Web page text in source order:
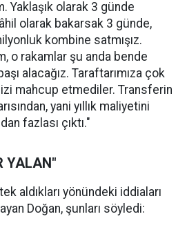
Yaklaşık olarak 3 günde
olarak bakarsak 3 günde,
kombine satmışız.
o rakamlar şu anda bende
alacağız. Taraftarımıza çok
mahcup etmediler. Transferin
yani yıllık maliyetini
fazlası çıktı."
YALAN"
aldıkları yönündeki iddiaları
Doğan, şunları söyledi: